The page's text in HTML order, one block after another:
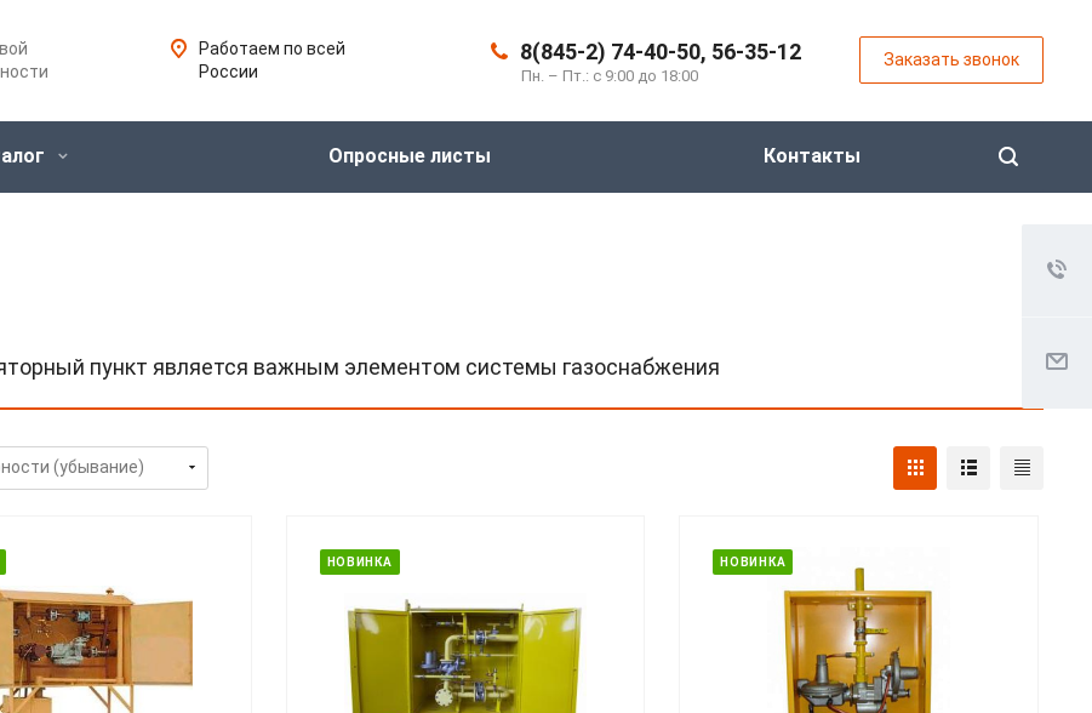
8(845-2) 74-40-50, 56-35-12
Пн. – Пт.: с 9:00 до 18:00
Заказать звонок
Работаем по всей
России
Опросные листы Контакты
пункт является важным элементом системы газоснабжения
НОВИНКА НОВИНКА